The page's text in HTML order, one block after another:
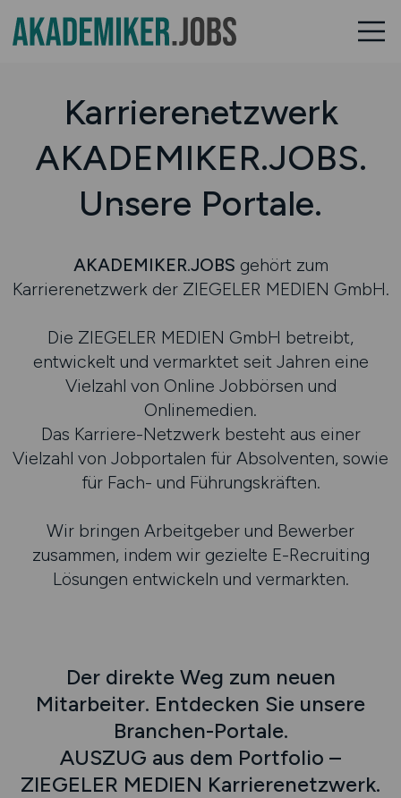
Karrierenetzwerk
AKADEMIKER.JOBS.
Unsere Portale.
AKADEMIKER.JOBS gehört zum
Karrierenetzwerk der ZIEGELER MEDIEN GmbH.
Die ZIEGELER MEDIEN GmbH betreibt,
entwickelt und vermarktet seit Jahren eine
Vielzahl von Online Jobbörsen und
Onlinemedien.
Das Karriere-Netzwerk besteht aus einer
Vielzahl von Jobportalen für Absolventen, sowie
für Fach- und Führungskräften.
Wir bringen Arbeitgeber und Bewerber
zusammen, indem wir gezielte E-Recruiting
Lösungen entwickeln und vermarkten.
Der direkte Weg zum neuen
Mitarbeiter. Entdecken Sie unsere
Branchen-Portale.
AUSZUG aus dem Portfolio –
ZIEGELER MEDIEN Karrierenetzwerk.